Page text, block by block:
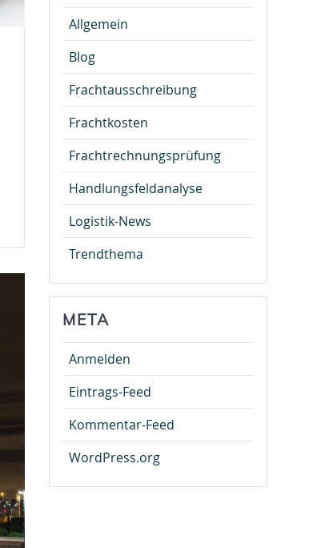
Allgemein
Blog
Frachtausschreibung
Frachtkosten
Frachtrechnungsprüfung
Handlungsfeldanalyse
Logistik-News
Trendthema
META
Anmelden
Eintrags-Feed
Kommentar-Feed
WordPress.org